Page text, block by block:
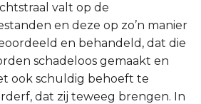
valt op de
en deze op zo’n manier
en behandeld, dat die
schadeloos gemaakt en
ook schuldig behoeft te
dat zij teweeg brengen. In